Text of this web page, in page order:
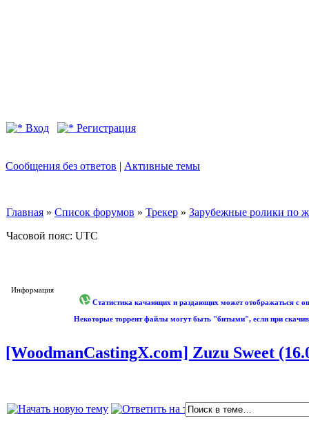
Вход Регистрация
Сообщения без ответов | Активные темы
Главная » Список форумов » Трекер » Зарубежные ролики по
Часовой пояс: UTC
Информация
Статистика качающих и раздающих может отображаться с
Некоторые торрент файлы могут быть "битыми", если при
[WoodmanCastingX.com] Zuzu Sweet